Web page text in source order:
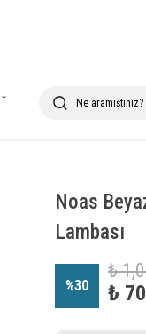
Noas
Lambası
%30
₺
₺